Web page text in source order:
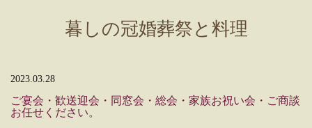
暮しの冠婚葬祭と料理
2023.03.28
ご宴会・歓送迎会・同窓会・総会・家族お祝い会・ご商談
お任せください。